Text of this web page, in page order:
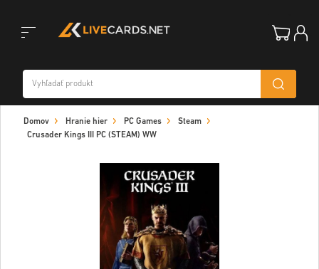
navigation
Domov Hranie hier PC Games
Steam
Crusader Kings III PC (STEAM) WW